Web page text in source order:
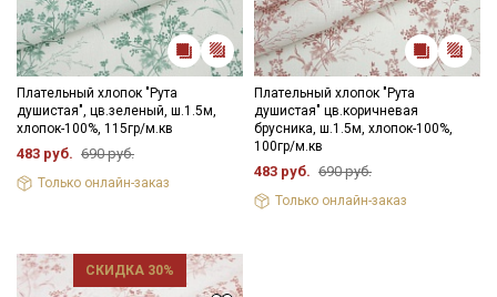
Плательный хлопок "Рута
душистая", цв.зеленый, ш.1.5м,
хлопок-100%, 115гр/м.кв
483 руб. 690 руб.
Только онлайн-заказ
Плательный хлопок "Рута
душистая" цв.коричневая
брусника, ш.1.5м, хлопок-100%,
100гр/м.кв
483 руб. 690 руб.
Только онлайн-заказ
СКИДКА 30%